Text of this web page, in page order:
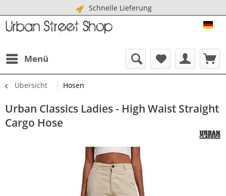
Schnelle Lieferung
Menü
Übersicht Hosen
Urban Classics Ladies - High Waist Straight
Cargo Hose